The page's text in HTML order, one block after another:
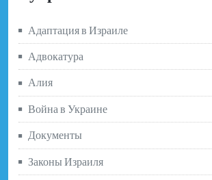
Адаптация в Израиле
Адвокатура
Алия
Война в Украине
Документы
Законы Израиля